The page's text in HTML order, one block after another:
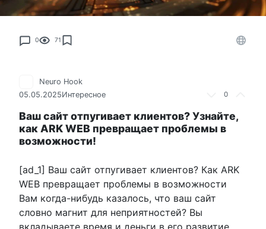
0 71
0
Neuro Hook
05.05.2025Интересное
Ваш сайт отпугивает клиентов? Узнайте,
как ARK WEB превращает проблемы в
возможности!
[ad_1] Ваш сайт отпугивает клиентов? Как ARK
WEB превращает проблемы в возможности
Вам когда-нибудь казалось, что ваш сайт
словно магнит для неприятностей? Вы